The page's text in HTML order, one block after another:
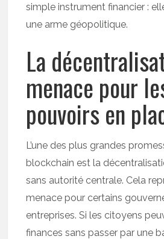
simple instrument financier :
une arme géopolitique.
La
menace pour
pouvoirs en
L’une des plus grandes
blockchain est la
sans autorité centrale. Cela
menace pour certains
entreprises. Si les citoyens
finances sans passer par une